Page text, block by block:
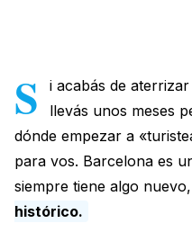
S
i acabás de
llevás unos meses
dónde empezar a
para vos. Barcelona es
siempre tiene algo
histórico.